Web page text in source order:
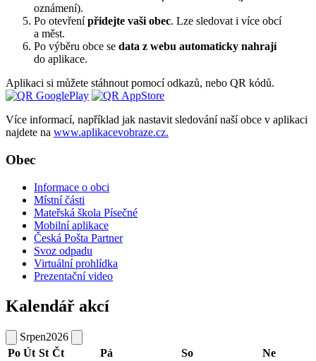
oznámení).
Po otevřenípřidejte vaši obec. Lze sledovat i více obcí
a měst.
Po výběru obce se data z webu automaticky nahrají
do aplikace.
Aplikaci si můžete stáhnout pomocí odkazů, nebo QR kódů.
Více informací, například jak nastavit sledování naší obce v aplikaci
najdete na www.aplikacevobraze.cz.
Obec
Informace o obci
Místní části
Mateřská škola Písečné
Mobilní aplikace
Česká Pošta Partner
Svoz odpadu
Virtuální prohlídka
Prezentační video
Kalendář akcí
Srpen2026
Po Út St Čt Pá So Ne